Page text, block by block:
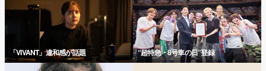
「VIVANT」違和感が話題 “超特急・8号車の日”登録